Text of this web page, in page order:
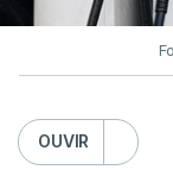
OUVIR